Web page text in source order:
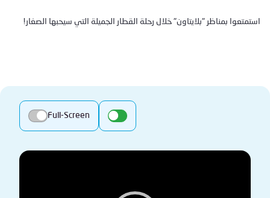
Body
استمتعوا بمناظر "بلايتاون" خلال رحلة القطار الجميلة التي سيحبها الصغار!
Full-Screen
Video